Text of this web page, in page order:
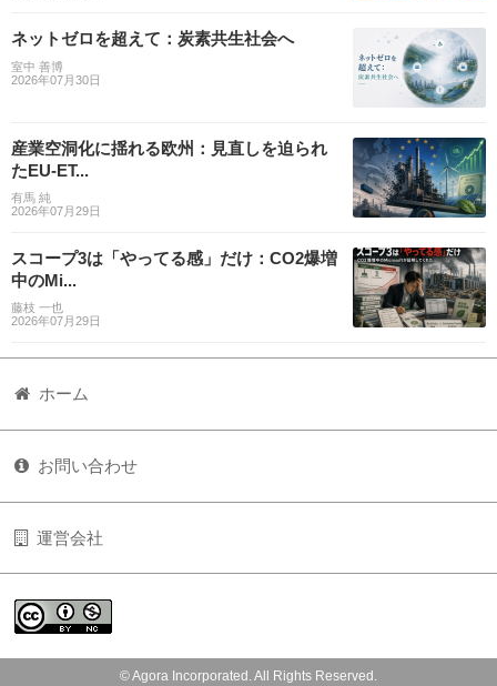
ネットゼロを超えて：炭素共生社会へ
室中 善博
2026年07月30日
産業空洞化に揺れる欧州：見直しを迫られ
たEU-ET...
有馬 純
2026年07月29日
スコープ3は「やってる感」だけ：CO2爆増
中のMi...
藤枝 一也
2026年07月29日
ホーム
お問い合わせ
運営会社
© Agora Incorporated. All Rights Reserved.